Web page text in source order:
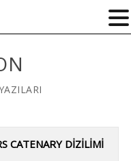
CATENARY DİZİLİMİ